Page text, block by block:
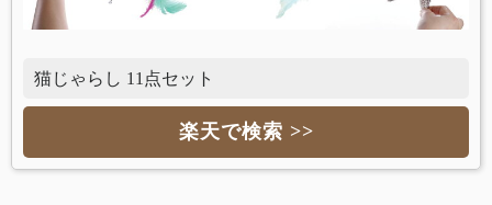
猫じゃらし 11点セット
楽天で検索 >>